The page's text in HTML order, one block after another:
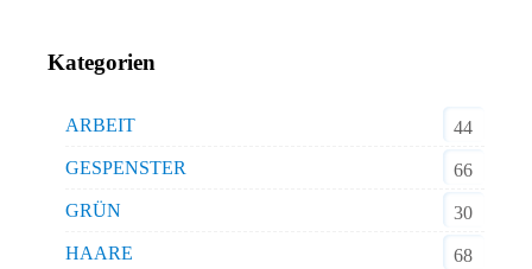
Kategorien
ARBEIT
44
GESPENSTER
66
GRÜN
30
HAARE
68